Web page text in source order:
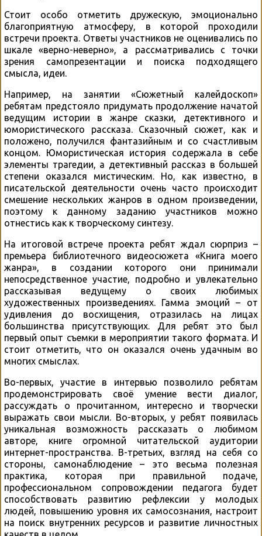
Стоит особо отметить дружескую, эмоционально
благоприятную атмосферу, в которой проходили
встречи проекта. Ответы участников не оценивались по
шкале «верно-неверно», а рассматривались с точки
зрения самопрезентации и поиска подходящего
смысла, идеи.
Например, на занятии «Сюжетный калейдоскоп»
ребятам предстояло придумать продолжение начатой
ведущим истории в жанре сказки, детективного и
юмористического рассказа. Сказочный сюжет, как и
положено, получился фантазийным и со счастливым
концом. Юмористическая история содержала в себе
элементы трагедии, а детективный рассказ в большей
степени оказался мистическим. Но, как известно, в
писательской деятельности очень часто происходит
смешение нескольких жанров в одном произведении,
поэтому к данному заданию участников можно
отнестись как к творческому синтезу.
На итоговой встрече проекта ребят ждал сюрприз –
премьера библиотечного видеосюжета «Книга моего
жанра», в создании которого они принимали
непосредственное участие, подробно и увлекательно
рассказывая ведущему о своих любимых
художественных произведениях. Гамма эмоций – от
удивления до восхищения, отразилась на лицах
большинства присутствующих. Для ребят это был
первый опыт съемки в мероприятии такого формата. И
стоит отметить, что он оказался очень удачным во
многих смыслах.
Во-первых, участие в интервью позволило ребятам
продемонстрировать своё умение вести диалог,
рассуждать о прочитанном, интересно и творчески
выражать свои мысли. Во-вторых, у ребят появилась
уникальная возможность рассказать о любимом
авторе, книге огромной читательской аудитории
интернет-пространства. В-третьих, взгляд на себя со
стороны, самонаблюдение – это весьма полезная
практика, которая при правильной подаче,
профессиональном сопровождении педагога будет
способствовать развитию рефлексии у молодых
людей, повышению уровня их самосознания, настроит
на поиск внутренних ресурсов и развитие личностных